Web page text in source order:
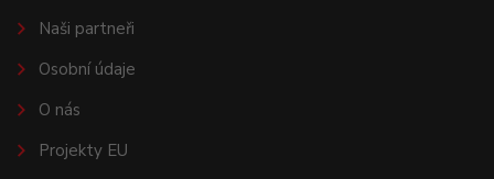
Naši partneři
Osobní údaje
O nás
Projekty EU